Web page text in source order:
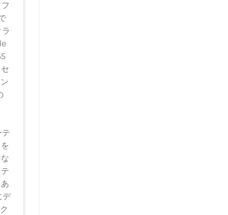
デ